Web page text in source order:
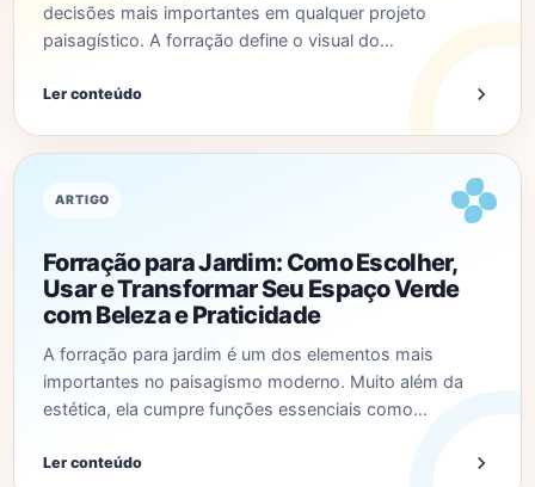
decisões mais importantes em qualquer projeto
paisagístico. A forração define o visual do…
Ler conteúdo
ARTIGO
Forração para Jardim: Como Escolher,
Usar e Transformar Seu Espaço Verde
com Beleza e Praticidade
A forração para jardim é um dos elementos mais
importantes no paisagismo moderno. Muito além da
estética, ela cumpre funções essenciais como…
Ler conteúdo